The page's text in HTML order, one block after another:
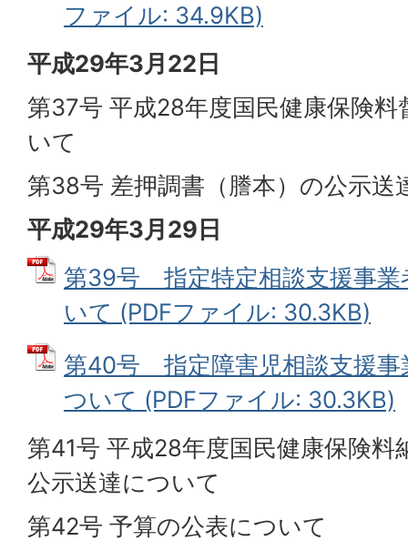
ファイル: 34.9KB)
平成29年3月22日
第37号 平成28年度国民健康保険
いて
第38号 差押調書（謄本）の公示送
平成29年3月29日
第39号 指定特定相談支援事業
いて (PDFファイル: 30.3KB)
第40号 指定障害児相談支援事
ついて (PDFファイル: 30.3KB)
第41号 平成28年度国民健康保険料
公示送達について
第42号 予算の公表について